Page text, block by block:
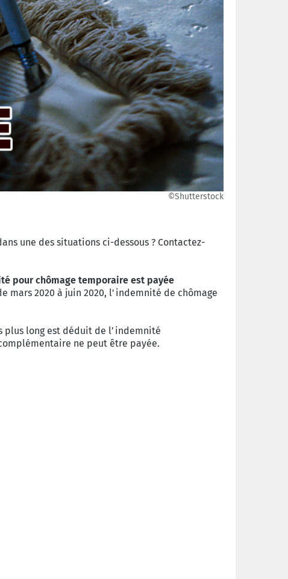
©Shutterstock
une des situations ci-dessous ? Contactez-
pour chômage temporaire est payée
mars 2020 à juin 2020, l'indemnité de chômage
plus long est déduit de l’indemnité
ne peut être payée.